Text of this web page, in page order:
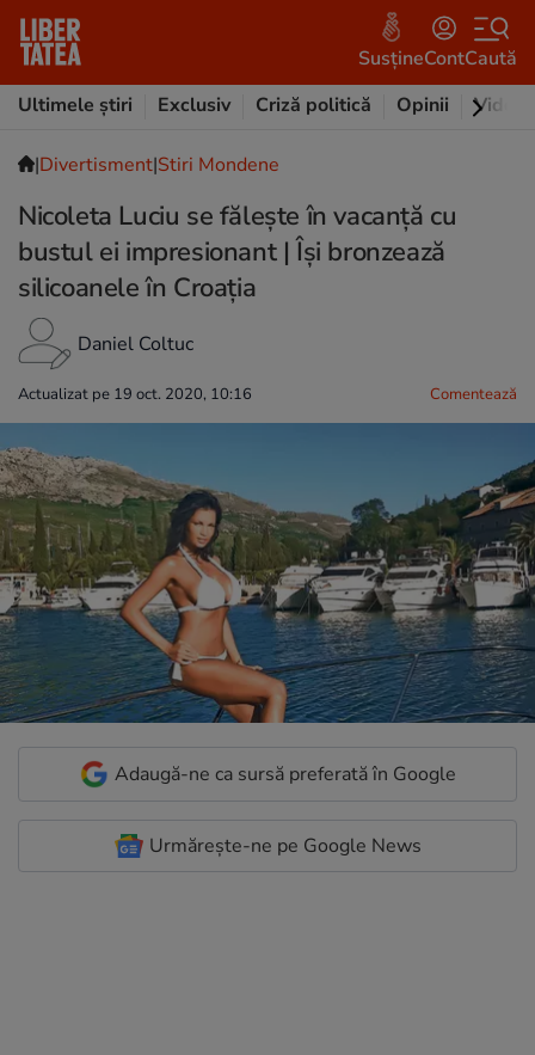
SusțineContCaută
Ultimele știri
Exclusiv Criză politică Opinii Video
|Divertisment|Stiri Mondene
Nicoleta Luciu se făleşte în vacanţă cu
bustul ei impresionant | Îşi bronzează
silicoanele în Croaţia
Daniel Coltuc
Actualizat pe 19 oct. 2020, 10:16 Comentează
Adaugă-ne ca sursă preferată în Google
Urmărește-ne pe Google News